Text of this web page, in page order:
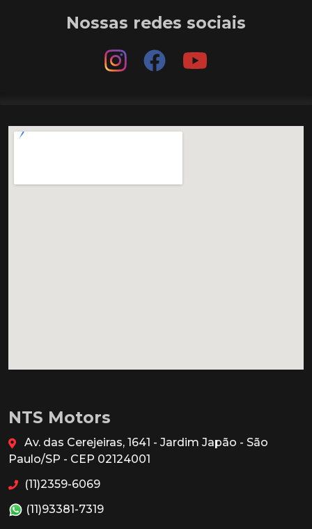
Nossas redes sociais
NTS Motors
Av. das Cerejeiras, 1641 - Jardim Japão - São
Paulo/SP - CEP 02124001
(11)2359-6069
(11)93381-7319